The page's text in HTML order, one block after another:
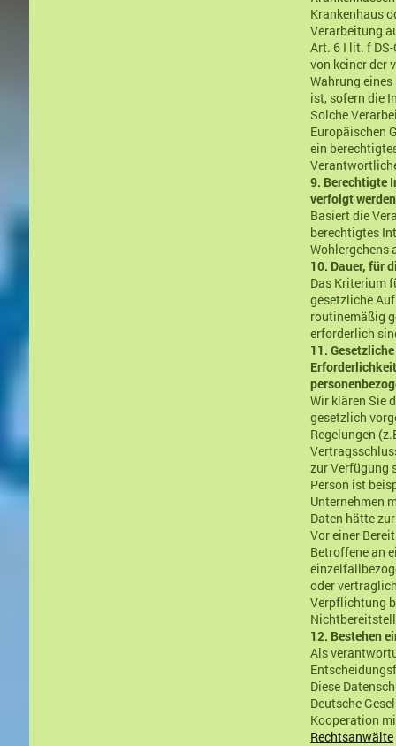
Krankenhaus
Verarbeitung
Art. 6 I lit. f
von keiner der
Wahrung
ist, sofern die
Solche
Europäischen
ein
9. Berechtigte
verfolgt werden
Basiert die
berechtigtes
Wohlergehens
10. Dauer, für
Das Kriterium
gesetzliche
routinemäßig
erforderlich
11.
Wir klären Sie
gesetzlich
Regelungen
zur Verfügung
Person ist
Unternehmen
Daten hätte
Vor einer
Betroffene an
oder
Verpflichtung
12. Bestehen
Als
Diese
Deutsche
Kooperation
Rechtsanwälte